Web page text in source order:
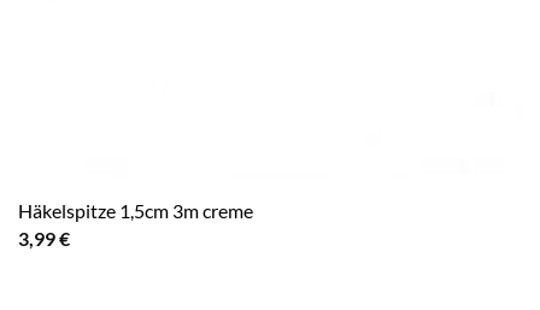
Häkelspitze 1,5cm 3m creme
3,99€